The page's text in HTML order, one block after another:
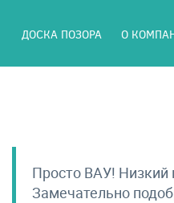
ДОСКА ПОЗОРА О
Просто ВАУ! Низкий
Замечательно